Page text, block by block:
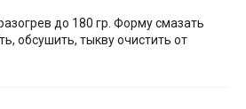
до 180 гр. Форму смазать
обсушить, тыкву очистить от